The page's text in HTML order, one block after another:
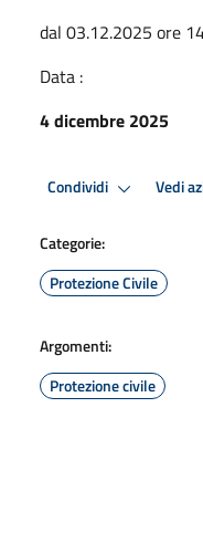
dal 03.12.2025 ore
Data :
4 dicembre 2025
Condividi Vedi
Categorie:
Protezione Civile
Argomenti:
Protezione civile